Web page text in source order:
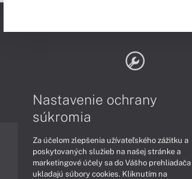
Informácie
Obchodné podmienky
Nastavenie ochrany
súkromia
Za účelom zlepšenia užívateľského zážitku a
poskytovaných služieb na našej stránke a
marketingové účely sa do Vášho prehliadača
ukladajú súbory cookies. Kliknutím na